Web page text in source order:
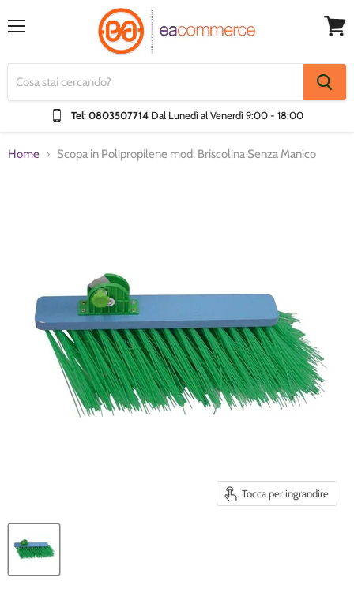
Tel: 0803507714 Dal Lunedì al Venerdì9:00 - 18:00
Home Scopa in Polipropilene mod. Briscolina Senza Manico
Tocca per ingrandire